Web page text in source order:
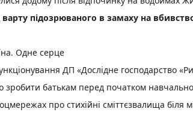
варту підозрюваного в замаху на
Одне серце
ДП «Дослідне господарство
батькам перед початком
про стихійні сміттєзвалища біля